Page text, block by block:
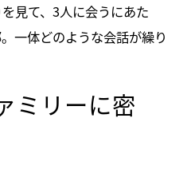
見て、3人に会うにあた
一体どのような会話が繰り
ミリーに密